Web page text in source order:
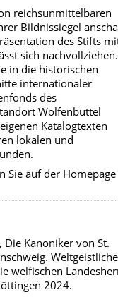
reichsunmittelbaren
Bildnissiegel
des Stifts
sich
in die historischen
internationaler
des
Wolfenbüttel
Katalogtexten
lokalen und
Sie auf der Homepage
Die Kanoniker von St.
welfischen
2024.